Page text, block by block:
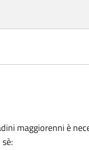
maggiorenni è